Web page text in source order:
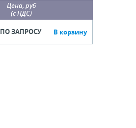
Цена, руб
(с НДС)
ПО ЗАПРОСУ В корзину